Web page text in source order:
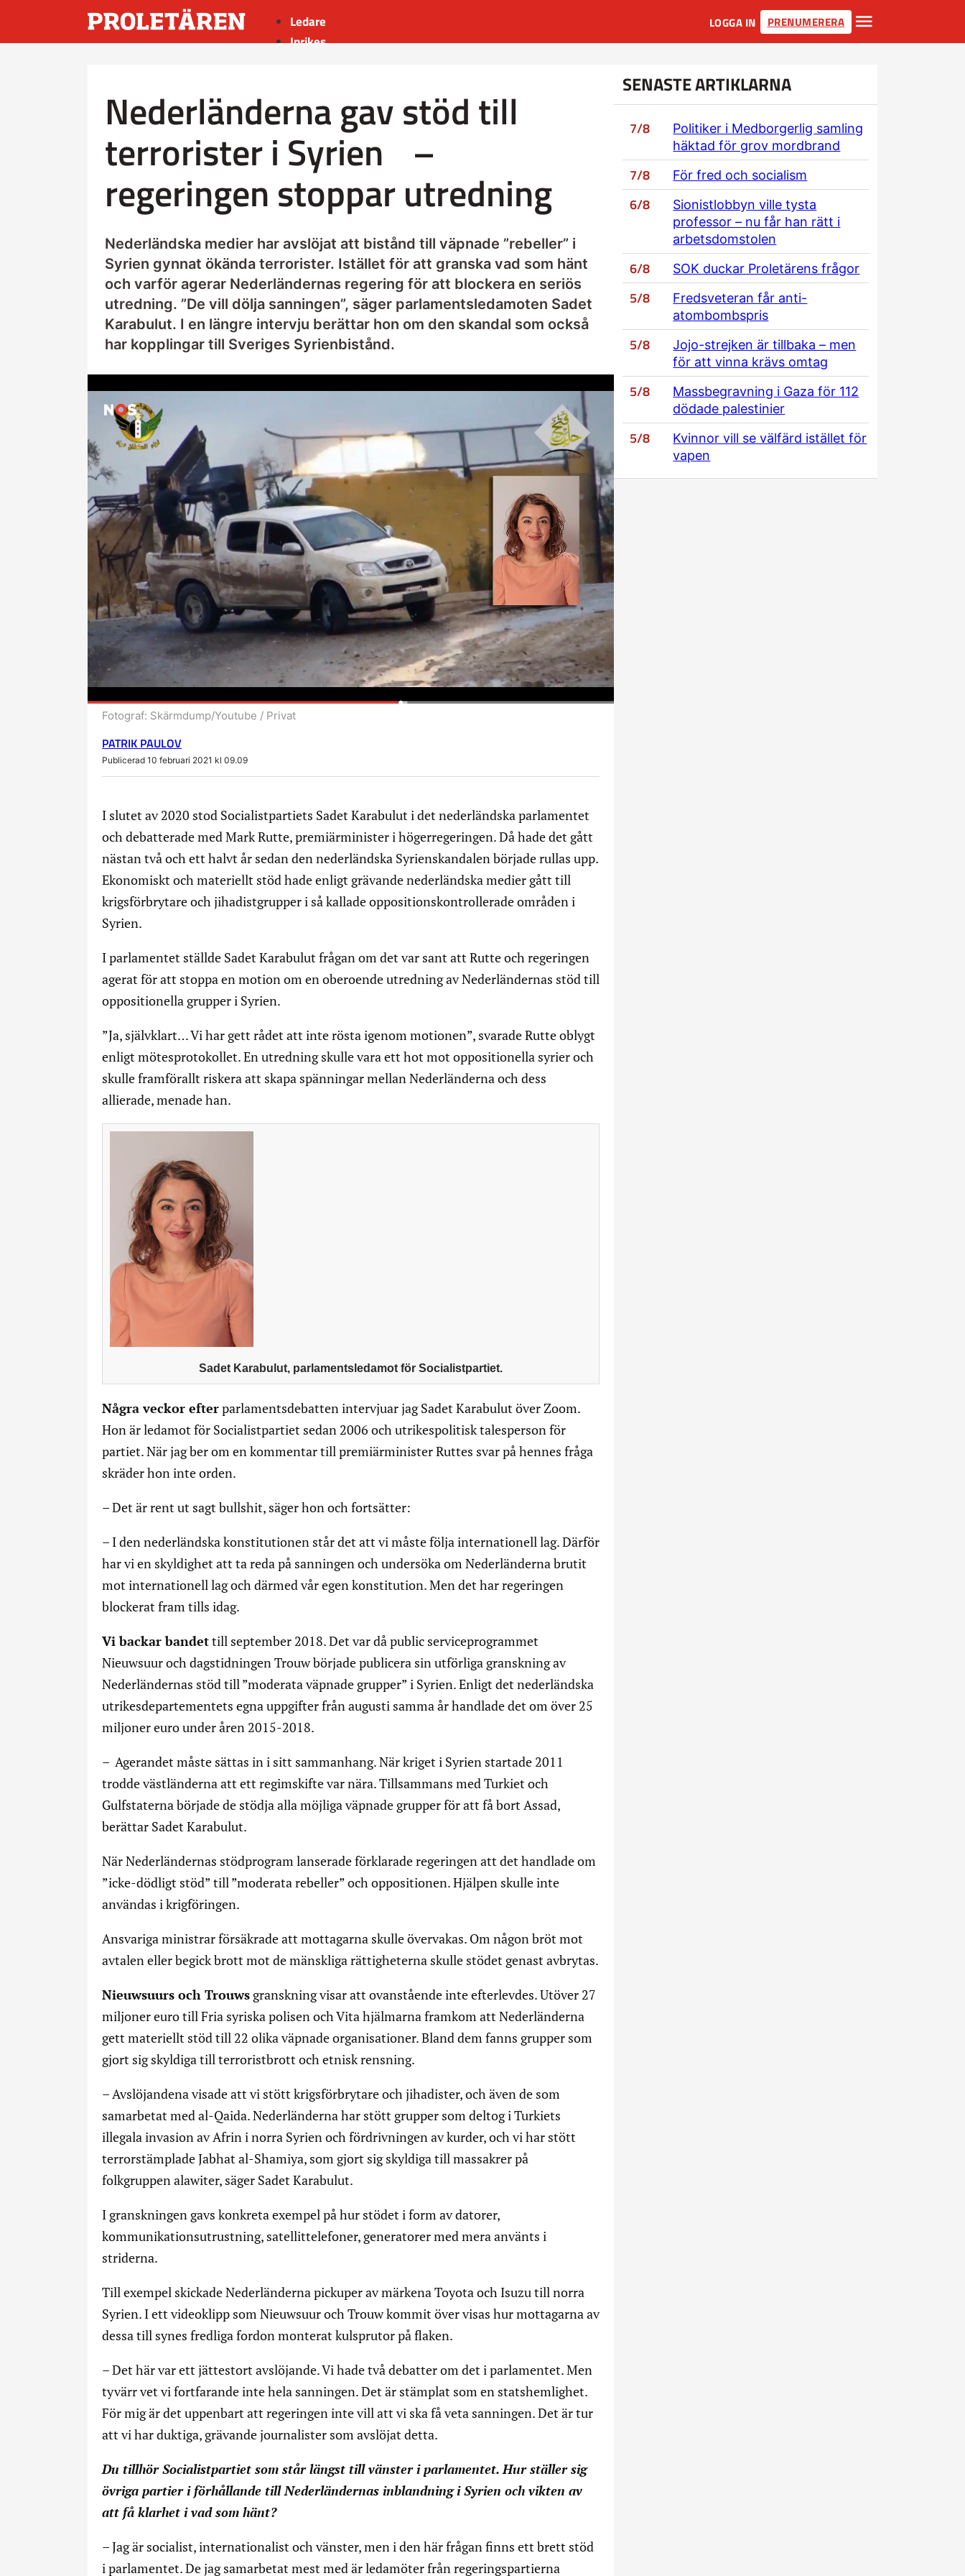
Ledare
Inrikes
Sport
Insänt
LOGGA IN PRENUMERERA
Nederländerna gav stöd till
terrorister i Syrien –
regeringen stoppar utredning
Nederländska medier har avslöjat att bistånd till väpnade ”rebeller” i
Syrien gynnat ökända terrorister. Istället för att granska vad som hänt
och varför agerar Nederländernas regering för att blockera en seriös
utredning. ”De vill dölja sanningen”, säger parlamentsledamoten Sadet
Karabulut. I en längre intervju berättar hon om den skandal som också
har kopplingar till Sveriges Syrienbistånd.
Fotograf: Skärmdump/Youtube / Privat
PATRIK PAULOV
Publicerad 10 februari 2021 kl 09.09
I slutet av 2020 stod Socialistpartiets Sadet Karabulut i det nederländska parlamentet
och debatterade med Mark Rutte, premiärminister i högerregeringen. Då hade det gått
nästan två och ett halvt år sedan den nederländska Syrienskandalen började rullas upp.
Ekonomiskt och materiellt stöd hade enligt grävande nederländska medier gått till
krigsförbrytare och jihadistgrupper i så kallade oppositionskontrollerade områden i
Syrien.
I parlamentet ställde Sadet Karabulut frågan om det var sant att Rutte och regeringen
agerat för att stoppa en motion om en oberoende utredning av Nederländernas stöd till
oppositionella grupper i Syrien.
”Ja, självklart… Vi har gett rådet att inte rösta igenom motionen”, svarade Rutte oblygt
enligt mötesprotokollet. En utredning skulle vara ett hot mot oppositionella syrier och
skulle framförallt riskera att skapa spänningar mellan Nederländerna och dess
allierade, menade han.
Sadet Karabulut, parlamentsledamot för Socialistpartiet.
Några veckor efterparlamentsdebatten intervjuar jag Sadet Karabulut över Zoom.
Hon är ledamot för Socialistpartiet sedan 2006 och utrikespolitisk talesperson för
partiet. När jag ber om en kommentar till premiärminister Ruttes svar på hennes fråga
skräder hon inte orden.
– Det är rent ut sagt bullshit, säger hon och fortsätter:
– I den nederländska konstitutionen står det att vi måste följa internationell lag. Därför
har vi en skyldighet att ta reda på sanningen och undersöka om Nederländerna brutit
mot internationell lag och därmed vår egen konstitution. Men det har regeringen
blockerat fram tills idag.
Vi backar bandettill september 2018. Det var då public serviceprogrammet
Nieuwsuur och dagstidningen Trouw började publicera sin utförliga granskning av
Nederländernas stöd till ”moderata väpnade grupper” i Syrien. Enligt det nederländska
utrikesdepartementets egna uppgifter från augusti samma år handlade det om över 25
miljoner euro under åren 2015-2018.
– Agerandet måste sättas in i sitt sammanhang. När kriget i Syrien startade 2011
trodde västländerna att ett regimskifte var nära. Tillsammans med Turkiet och
Gulfstaterna började de stödja alla möjliga väpnade grupper för att få bort Assad,
berättar Sadet Karabulut.
När Nederländernas stödprogram lanserade förklarade regeringen att det handlade om
”icke-dödligt stöd” till ”moderata rebeller” och oppositionen. Hjälpen skulle inte
användas i krigföringen.
Ansvariga ministrar försäkrade att mottagarna skulle övervakas. Om någon bröt mot
avtalen eller begick brott mot de mänskliga rättigheterna skulle stödet genast avbrytas.
Nieuwsuurs och Trouws granskning visar att ovanstående inte efterlevdes. Utöver 27
miljoner euro till Fria syriska polisen och Vita hjälmarna framkom att Nederländerna
gett materiellt stöd till 22 olika väpnade organisationer. Bland dem fanns grupper som
gjort sig skyldiga till terroristbrott och etnisk rensning.
– Avslöjandena visade att vi stött krigsförbrytare och jihadister, och även de som
samarbetat med al-Qaida. Nederländerna har stött grupper som deltog i Turkiets
illegala invasion av Afrin i norra Syrien och fördrivningen av kurder, och vi har stött
terrorstämplade Jabhat al-Shamiya, som gjort sig skyldiga till massakrer på
folkgruppen alawiter, säger Sadet Karabulut.
I granskningen gavs konkreta exempel på hur stödet i form av datorer,
kommunikationsutrustning, satellittelefoner, generatorer med mera använts i
striderna.
Till exempel skickade Nederländerna pickuper av märkena Toyota och Isuzu till norra
Syrien. I ett videoklipp som Nieuwsuur och Trouw kommit över visas hur mottagarna av
dessa till synes fredliga fordon monterat kulsprutor på flaken.
– Det här var ett jättestort avslöjande. Vi hade två debatter om det i parlamentet. Men
tyvärr vet vi fortfarande inte hela sanningen. Det är stämplat som en statshemlighet.
För mig är det uppenbart att regeringen inte vill att vi ska få veta sanningen. Det är tur
att vi har duktiga, grävande journalister som avslöjat detta.
Du tillhör Socialistpartiet som står längst till vänster i parlamentet. Hur ställer sig
övriga partier i förhållande till Nederländernas inblandning i Syrien och vikten av
att få klarhet i vad som hänt?
– Jag är socialist, internationalist och vänster, men i den här frågan finns ett brett stöd
i parlamentet. De jag samarbetat mest med är ledamöter från regeringspartierna
SENASTE ARTIKLARNA
7/8
Politiker i Medborgerlig samling
häktad för grov mordbrand
7/8 För fred och socialism
6/8
Sionistlobbyn ville tysta
professor – nu får han rätt i
arbetsdomstolen
6/8 SOK duckar Proletärens frågor
5/8
Fredsveteran får anti-
atombombspris
5/8
Jojo-strejken är tillbaka – men
för att vinna krävs omtag
5/8
Massbegravning i Gaza för 112
dödade palestinier
5/8
Kvinnor vill se välfärd istället för
vapen